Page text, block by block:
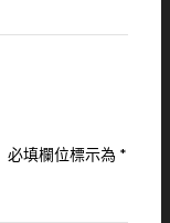
必填欄位標示為 *